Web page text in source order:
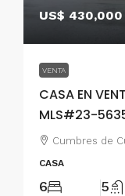
US$ 430,000
VENTA
CASA EN
MLS#23-
Cumbres de
CASA
6 5